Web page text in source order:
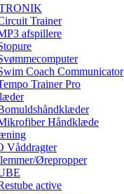
Trainer
afspillere
Coach Communicator
Trainer Pro
Håndklæde
Våddragter
Ørepropper
active